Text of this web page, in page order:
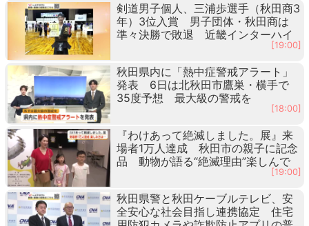
剣道男子個人、三浦歩選手（秋田商3
年）3位入賞 男子団体・秋田商は
準々決勝で敗退 近畿インターハイ
[19:00]
秋田県内に「熱中症警戒アラート」
発表 6日は北秋田市鷹巣・横手で
35度予想 最大級の警戒を
[18:00]
『わけあって絶滅しました。展』来
場者1万人達成 秋田市の親子に記念
品 動物が語る“絶滅理由”楽しんで
[19:00]
秋田県警と秋田ケーブルテレビ、安
全安心な社会目指し連携協定 住宅